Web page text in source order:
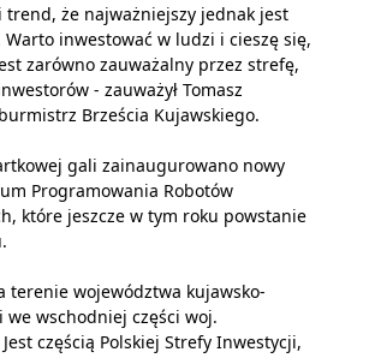
trend, że najważniejszy jednak jest
Warto inwestować w ludzi i cieszę się,
zarówno zauważalny przez strefę,
- zauważył Tomasz
Brześcia Kujawskiego.
gali zainaugurowano nowy
Programowania Robotów
które jeszcze w tym roku powstanie
terenie województwa kujawsko-
we wschodniej części woj.
częścią Polskiej Strefy Inwestycji,